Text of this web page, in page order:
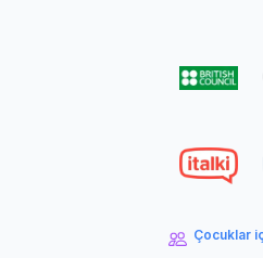
Çocuklar